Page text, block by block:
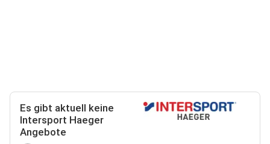
Es gibt aktuell keine
Intersport Haeger
Angebote